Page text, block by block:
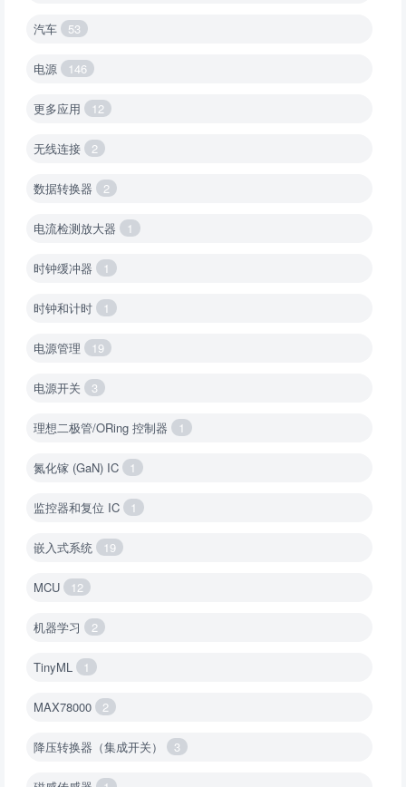
汽车 53
电源 146
更多应用 12
无线连接 2
数据转换器 2
电流检测放大器 1
时钟缓冲器 1
时钟和计时 1
电源管理 19
电源开关 3
理想二极管/ORing 控制器 1
氮化镓 (GaN) IC 1
监控器和复位 IC 1
嵌入式系统 19
MCU 12
机器学习 2
TinyML 1
MAX78000 2
降压转换器（集成开关） 3